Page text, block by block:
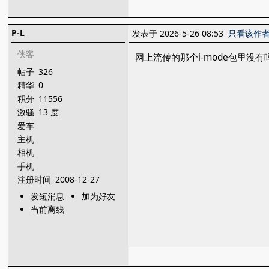
P-L
侠客
帖子 326
精华 0
积分 11556
激骚 13 度
爱车
主机
相机
手机
注册时间 2008-12-27
发短消息
加为好友
当前离线
发表于 2026-5-26 08:53 只看该作
网上流传的那个i-mode包里没有